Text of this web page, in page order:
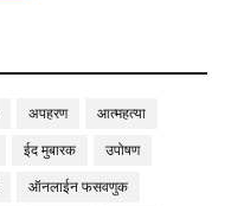
अपहरण
आत्महत्या
ईद मुबारक
उपोषण
ऑनलाईन फसवणुक